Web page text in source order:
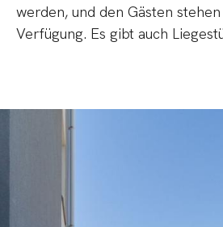
werden, und den Gästen
Verfügung. Es gibt auch